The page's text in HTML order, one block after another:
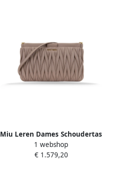
Miu Leren Dames Schoudertas
Magneetsluiting Beige Dames
1 webshop
€ 1.579,20